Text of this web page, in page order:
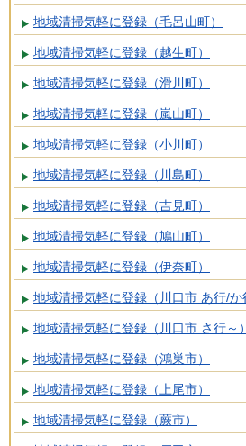
地域清掃気軽に登録（毛呂山町）
地域清掃気軽に登録（越生町）
地域清掃気軽に登録（滑川町）
地域清掃気軽に登録（嵐山町）
地域清掃気軽に登録（小川町）
地域清掃気軽に登録（川島町）
地域清掃気軽に登録（吉見町）
地域清掃気軽に登録（鳩山町）
地域清掃気軽に登録（伊奈町）
地域清掃気軽に登録（川口市 あ行/か
地域清掃気軽に登録（川口市 さ行～）
地域清掃気軽に登録（鴻巣市）
地域清掃気軽に登録（上尾市）
地域清掃気軽に登録（蕨市）